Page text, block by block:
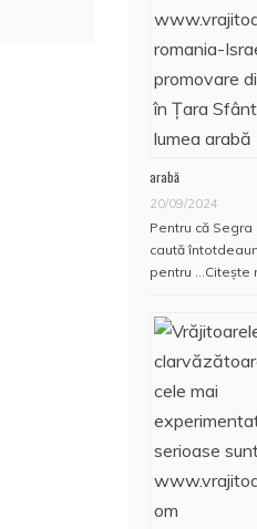
arabă
20/09/2024
Pentru că
caută
pentru … Citește